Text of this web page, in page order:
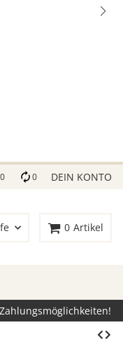
0 0 DEIN KONTO
0 Artikel